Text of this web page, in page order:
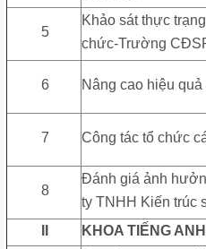
5
Khảo sát thực
chức-Trường
6 Nâng cao hiệu
7 Công tác tổ chức
8
Đánh giá ảnh
ty TNHH Kiến trúc
KHOA TIẾNG ANH